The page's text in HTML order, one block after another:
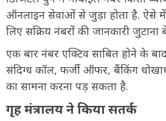
ऑनलाइन सेवाओं से जुड़ा होता है. ऐसे में
लिए सक्रिय नंबरों की जानकारी जुटाना
एक बार नंबर एक्टिव साबित होने के
संदिग्ध कॉल, फर्जी ऑफर, बैंकिंग
का सामना करना पड़ सकता है.
गृह मंत्रालय ने किया सतर्क